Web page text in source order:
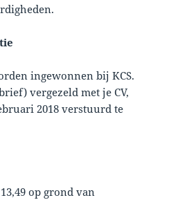
ingewonnen bij KCS.
vergezeld met je CV,
2018 verstuurd te
op grond van